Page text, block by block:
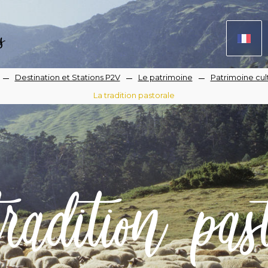
Destination et Stations P2V Le patrimoine
Patrimoine
La tradition pastorale